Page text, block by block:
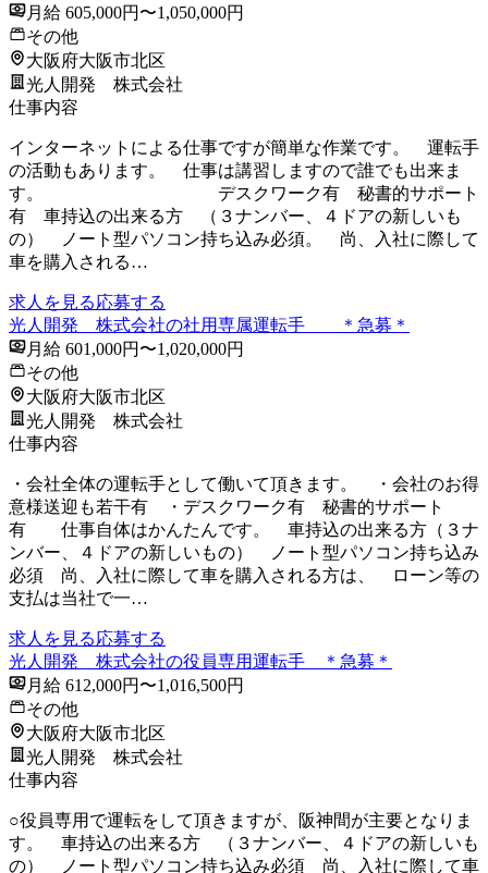
月給 605,000円〜1,050,000円
その他
大阪府大阪市北区
光人開発 株式会社
仕事内容
インターネットによる仕事ですが簡単な作業です。 運転手
の活動もあります。 仕事は講習しますので誰でも出来ま
す。 デスクワーク有 秘書的サポート
有 車持込の出来る方 （３ナンバー、４ドアの新しいも
の） ノート型パソコン持ち込み必須。 尚、入社に際して
車を購入される…
求人を見る応募する
光人開発 株式会社の社用専属運転手 ＊急募＊
月給 601,000円〜1,020,000円
その他
大阪府大阪市北区
光人開発 株式会社
仕事内容
・会社全体の運転手として働いて頂きます。 ・会社のお得
意様送迎も若干有 ・デスクワーク有 秘書的サポート
有 仕事自体はかんたんです。 車持込の出来る方（３ナ
ンバー、４ドアの新しいもの） ノート型パソコン持ち込み
必須 尚、入社に際して車を購入される方は、 ローン等の
支払は当社で一…
求人を見る応募する
光人開発 株式会社の役員専用運転手 ＊急募＊
月給 612,000円〜1,016,500円
その他
大阪府大阪市北区
光人開発 株式会社
仕事内容
○役員専用で運転をして頂きますが、阪神間が主要となりま
す。 車持込の出来る方 （３ナンバー、４ドアの新しいも
の） ノート型パソコン持ち込み必須 尚、入社に際して車